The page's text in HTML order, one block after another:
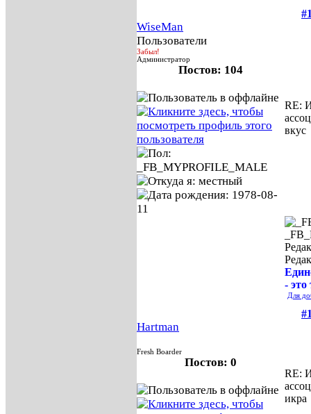
WiseMan
Пользователи
Забыл!
Администратор
Постов: 104
RE:
вкус
- это
Для
Hartman
Fresh Boarder
Постов: 0
RE:
икра